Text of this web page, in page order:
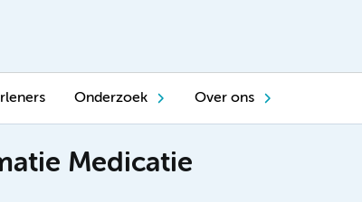
Onderzoek Over ons
Medicatie